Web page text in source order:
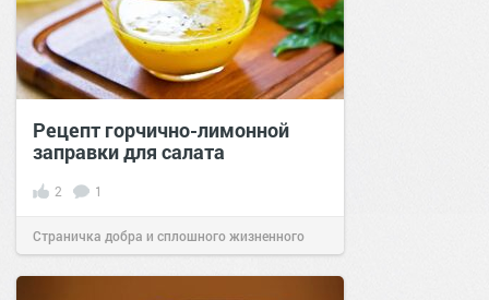
Рецепт горчично-лимонной
заправки для салата
2 1
Страничка добра и сплошного жизненного
позитива!09:3529 июн 2024